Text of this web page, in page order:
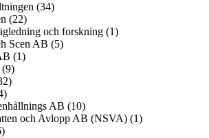
(34)
(22)
och forskning (1)
Scen AB (5)
(1)
(9)
AB (10)
och Avlopp AB (NSVA) (1)